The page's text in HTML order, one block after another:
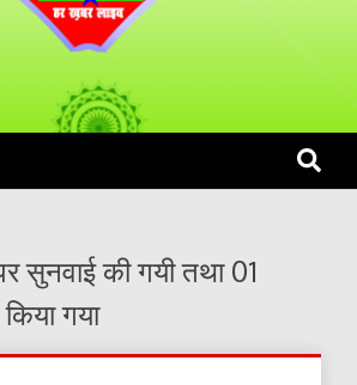
News Portal
सुनवाई की गयी तथा 01
गया